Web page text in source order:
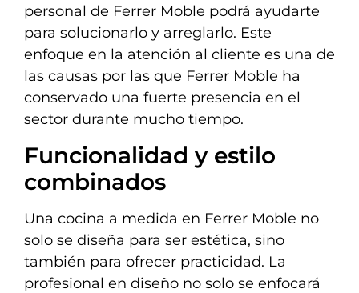
personal de Ferrer Moble podrá ayudarte
para solucionarlo y arreglarlo. Este
enfoque en la atención al cliente es una de
las causas por las que Ferrer Moble ha
conservado una fuerte presencia en el
sector durante mucho tiempo.
Funcionalidad y estilo
combinados
Una cocina a medida en Ferrer Moble no
solo se diseña para ser estética, sino
también para ofrecer practicidad. La
profesional en diseño no solo se enfocará